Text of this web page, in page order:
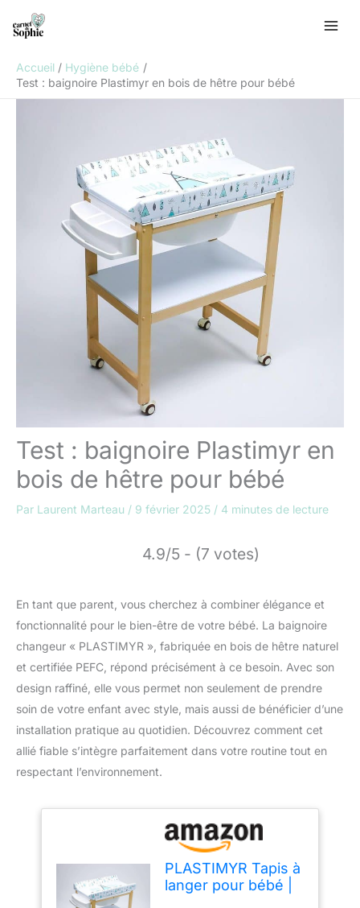
Accueil
Hygiène bébé
Test : baignoire Plastimyr en bois de hêtre pour bébé
Test : baignoire Plastimyr en
bois de hêtre pour bébé
Par Laurent Marteau / 9 février 2025 / 4 minutes de lecture
4.9/5 - (7 votes)
En tant que parent, vous cherchez à combiner élégance et
fonctionnalité pour le bien-être de votre bébé. La baignoire
changeur « PLASTIMYR », fabriquée en bois de hêtre naturel
et certifiée PEFC, répond précisément à ce besoin. Avec son
design raffiné, elle vous permet non seulement de prendre
soin de votre enfant avec style, mais aussi de bénéficier d’une
installation pratique au quotidien. Découvrez comment cet
allié fiable s’intègre parfaitement dans votre routine tout en
respectant l’environnement.
PLASTIMYR Tapis à
langer pour bébé |
e
h
e